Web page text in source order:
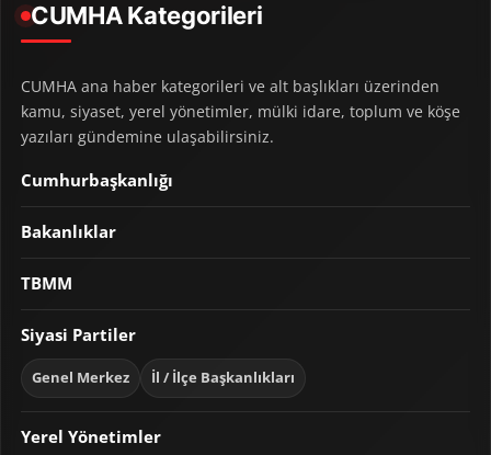
CUMHA Kategorileri
CUMHA ana haber kategorileri ve alt başlıkları üzerinden
kamu, siyaset, yerel yönetimler, mülki idare, toplum ve köşe
yazıları gündemine ulaşabilirsiniz.
Cumhurbaşkanlığı
Bakanlıklar
TBMM
Siyasi Partiler
Genel Merkez İl / İlçe Başkanlıkları
Yerel Yönetimler